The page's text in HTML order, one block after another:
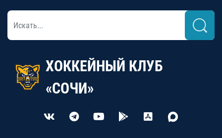
ХОККЕЙНЫЙ КЛУБ
«СОЧИ»